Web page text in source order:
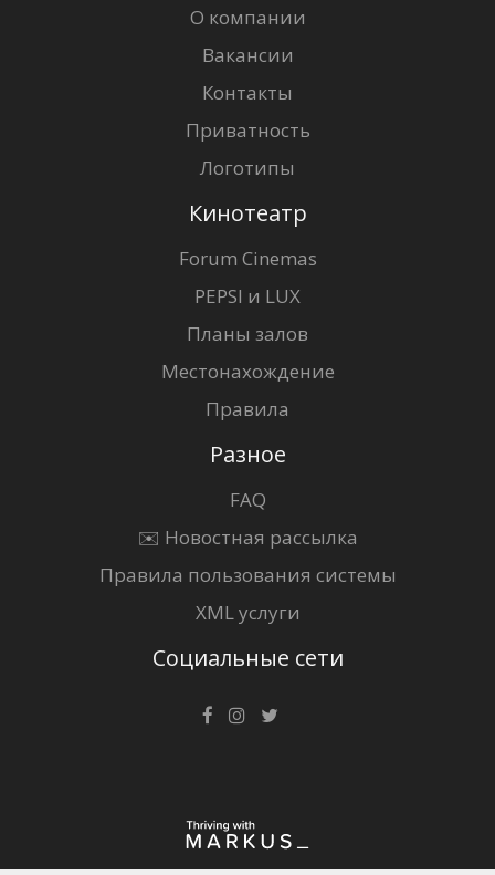
О компании
Вакансии
Контакты
Приватность
Логотипы
Кинотеатр
Forum Cinemas
PEPSI и LUX
Планы залов
Местонахождение
Правила
Разное
FAQ
✉️ Новостная рассылка
Правила пользования системы
XML услуги
Социальные сети